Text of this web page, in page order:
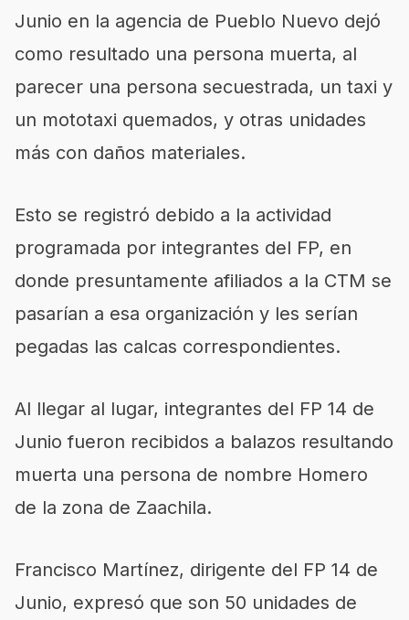
Junio en la agencia de Pueblo Nuevo dejó
como resultado una persona muerta, al
parecer una persona secuestrada, un taxi y
un mototaxi quemados, y otras unidades
más con daños materiales.
Esto se registró debido a la actividad
programada por integrantes del FP, en
donde presuntamente afiliados a la CTM se
pasarían a esa organización y les serían
pegadas las calcas correspondientes.
Al llegar al lugar, integrantes del FP 14 de
Junio fueron recibidos a balazos resultando
muerta una persona de nombre Homero
de la zona de Zaachila.
Francisco Martínez, dirigente del FP 14 de
Junio, expresó que son 50 unidades de